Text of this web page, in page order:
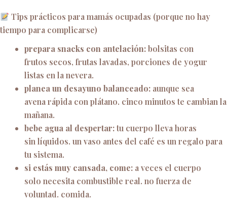
Tips prácticos para mamás ocupadas (porque no hay
tiempo para complicarse)
prepara snacks con antelación:bolsitas con
frutos secos, frutas lavadas, porciones de yogur
listas en la nevera.
planea un desayuno balanceado: aunque sea
avena rápida con plátano. cinco minutos te cambian la
mañana.
bebe agua al despertar:tu cuerpo lleva horas
sin líquidos. un vaso antes del café es un regalo para
tu sistema.
si estás muy cansada, come: a veces el cuerpo
solo necesita combustible real. no fuerza de
voluntad. comida.